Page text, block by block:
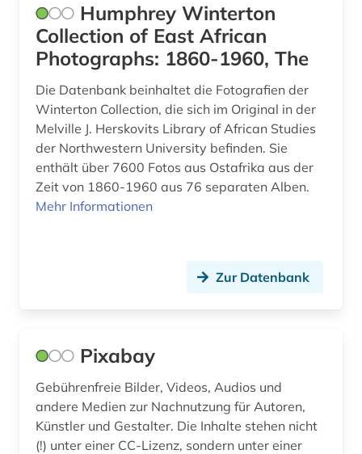
video (5)
video & audio (1)
webdesign (2)
weltraum (1)
werbung (4)
wirtschaft (1)
zeitschriftenaufsatz (1)
österreich (1)
Humphrey Winterton
Collection of East African
Photographs: 1860-1960, The
Die Datenbank beinhaltet die Fotografien der
Winterton Collection, die sich im Original in der
Melville J. Herskovits Library of African Studies
der Northwestern University befinden. Sie
enthält über 7600 Fotos aus Ostafrika aus der
Zeit von 1860-1960 aus 76 separaten Alben.
Mehr Informationen
Zur Datenbank
Pixabay
Gebührenfreie Bilder, Videos, Audios und
andere Medien zur Nachnutzung für Autoren,
Künstler und Gestalter. Die Inhalte stehen nicht
(!) unter einer CC-Lizenz, sondern unter einer